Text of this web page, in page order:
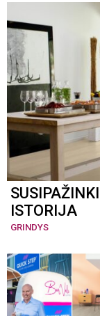
ISTORIJA
GRINDYS